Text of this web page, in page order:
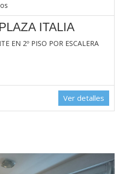
ITALIA
EN 2º PISO POR ESCALERA
Ver detalles